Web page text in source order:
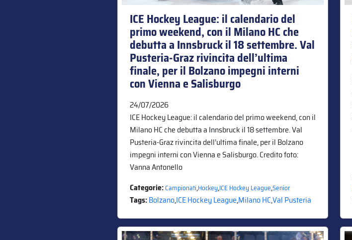
ICE Hockey League: il calendario del
primo weekend, con il Milano HC che
debutta a Innsbruck il 18 settembre. Val
Pusteria-Graz rivincita dell’ultima
finale, per il Bolzano impegni interni
con Vienna e Salisburgo
24/07/2026
ICE Hockey League: il calendario del primo weekend, con il
Milano HC che debutta a Innsbruck il 18 settembre. Val
Pusteria-Graz rivincita dell’ultima finale, per il Bolzano
impegni interni con Vienna e Salisburgo. Credito foto:
Vanna Antonello
Categorie:Campionati,Hockey,ICE Hockey League,Senior
Tags:Bolzano,ICE Hockey League,Milano HC,Val Pusteria